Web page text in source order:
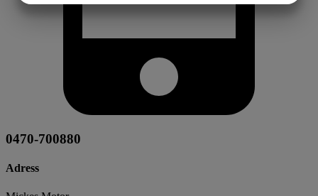
0470-700880
Adress